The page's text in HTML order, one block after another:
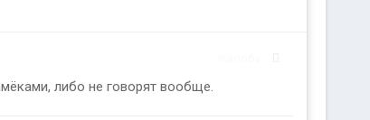
либо не говорят вообще.